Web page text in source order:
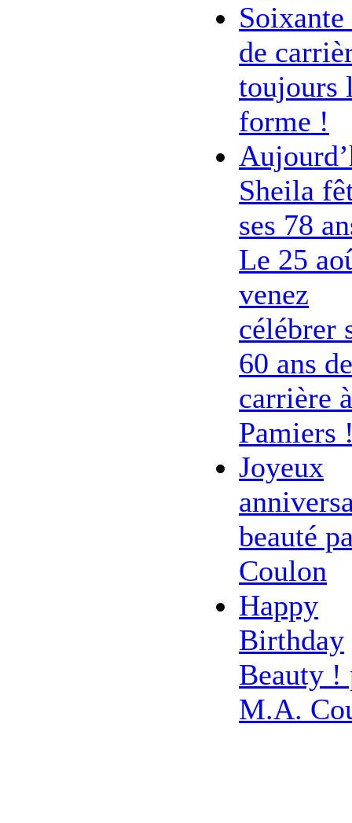
Soixante
de
toujours
forme !
Sheila
ses 78
Le 25
venez
célébrer
60 ans de
carrière à
Pamiers
Joyeux
beauté
Coulon
Happy
Birthday
Beauty !
M.A.